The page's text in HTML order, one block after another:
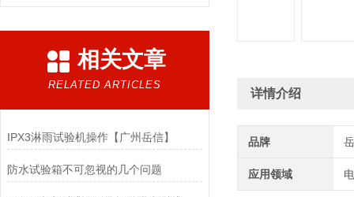
相关文章
RELATED ARTICLES
IPX3淋雨试验机操作【广州岳信】
防水试验箱不可忽视的几个问题
详情介绍
品牌
应用领域